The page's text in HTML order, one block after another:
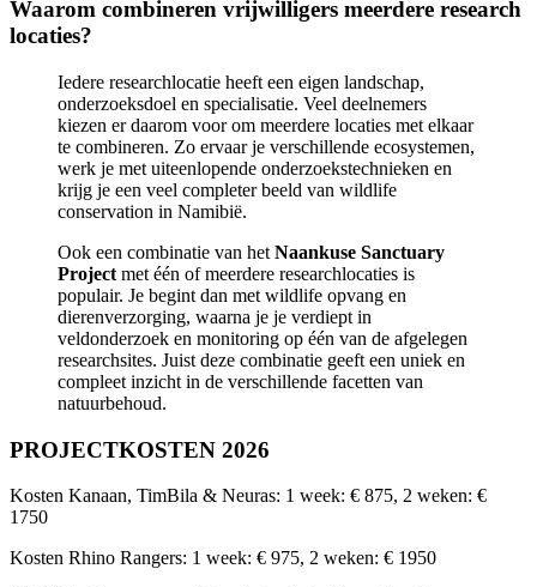
Waarom combineren vrijwilligers meerdere research
locaties?
Iedere researchlocatie heeft een eigen landschap,
onderzoeksdoel en specialisatie. Veel deelnemers
kiezen er daarom voor om meerdere locaties met elkaar
te combineren. Zo ervaar je verschillende ecosystemen,
werk je met uiteenlopende onderzoekstechnieken en
krijg je een veel completer beeld van wildlife
conservation in Namibië.
Ook een combinatie van het Naankuse Sanctuary
Project met één of meerdere researchlocaties is
populair. Je begint dan met wildlife opvang en
dierenverzorging, waarna je je verdiept in
veldonderzoek en monitoring op één van de afgelegen
researchsites. Juist deze combinatie geeft een uniek en
compleet inzicht in de verschillende facetten van
natuurbehoud.
PROJECTKOSTEN 2026
Kosten Kanaan, TimBila & Neuras: 1 week: € 875, 2 weken: €
1750
Kosten Rhino Rangers: 1 week: € 975, 2 weken: € 1950